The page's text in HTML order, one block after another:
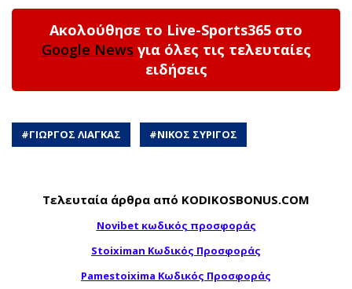
Ακολούθησε το Live-Sports365 στο
Google News για όλες τις τελευταίες
ειδήσεις
#ΓΙΩΡΓΟΣ ΛΙΑΓΚΑΣ #ΝΙΚΟΣ ΣΥΡΙΓΟΣ
Τελευταία άρθρα από KODIKOSBONUS.COM
Novibet κωδικός προσφοράς
Stoiximan Κωδικός Προσφοράς
Pamestoixima Κωδικός Προσφοράς